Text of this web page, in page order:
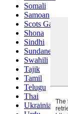
Somali
Samoan
Scots Gaelic
Shona
Sindhi
Sundanese
Swahili
Tajik
Tamil
Telugu
Thai
Ukrainian